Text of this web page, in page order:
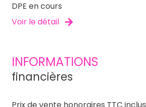
DPE en cours
Voir le détail
INFORMATIONS
financières